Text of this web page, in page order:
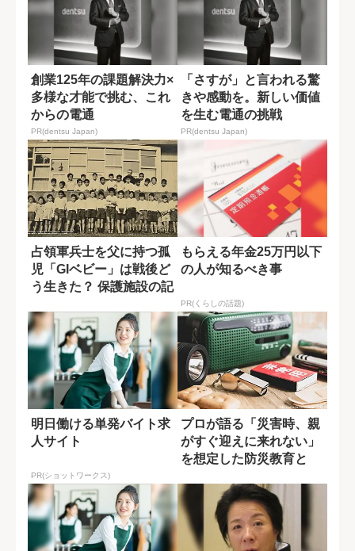
創業125年の課題解決力×
多様な才能で挑む、これ
からの電通
PR(dentsu Japan)
「さすが」と言われる驚
きや感動を。新しい価値
を生む電通の挑戦
PR(dentsu Japan)
占領軍兵士を父に持つ孤
児「GIベビー」は戦後ど
う生きた？ 保護施設の記
もらえる年金25万円以下
の人が知るべき事
PR(くらしの話題)
明日働ける単発バイト求
人サイト
PR(ショットワークス)
プロが語る「災害時、親
がすぐ迎えに来れない」
を想定した防災教育と